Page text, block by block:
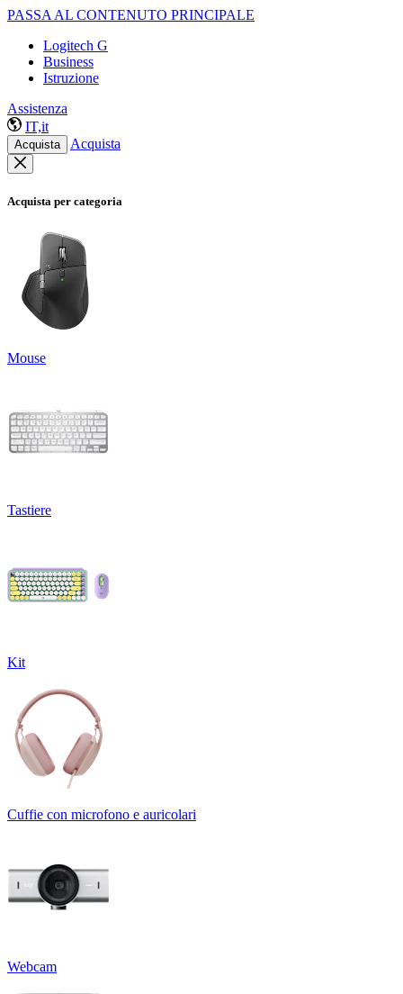
PASSA AL CONTENUTO PRINCIPALE
Logitech G
Business
Istruzione
Assistenza
IT,it
Acquista Acquista
Acquista per categoria
Mouse
Tastiere
Kit
Cuffie con microfono e auricolari
Webcam